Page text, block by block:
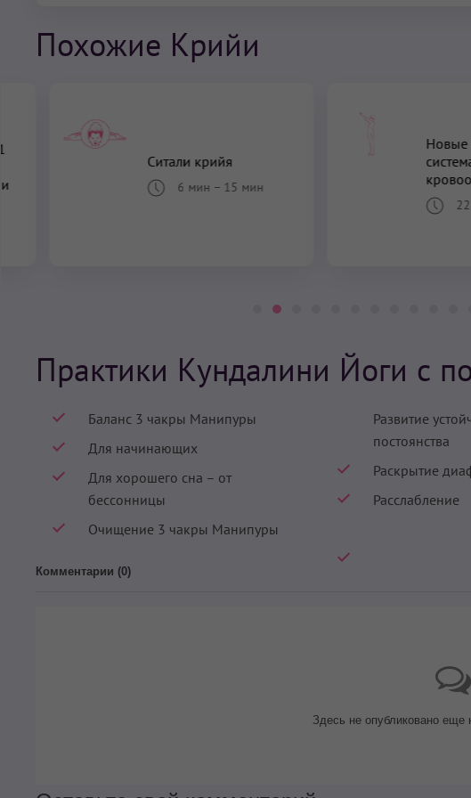
Похожие Крийи
Ситали крийя
6 мин – 15 мин
Новые
Практики Кундалини Йоги с
Баланс 3 чакры Манипуры
Для начинающих
Для хорошего сна – от
бессонницы
Очищение 3 чакры Манипуры
Развитие
постоянства
Раскрытие
Расслабление
Комментарии (0)
Здесь не опубликовано еще